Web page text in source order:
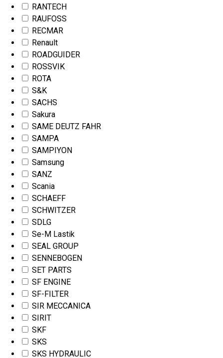
RANTECH
RAUFOSS
RECMAR
Renault
ROADGUIDER
ROSSVIK
ROTA
S&K
SACHS
Sakura
SAME DEUTZ FAHR
SAMPA
SAMPIYON
Samsung
SANZ
Scania
SCHAEFF
SCHWITZER
SDLG
Se-M Lastik
SEAL GROUP
SENNEBOGEN
SET PARTS
SF ENGINE
SF-FILTER
SIR MECCANICA
SIRIT
SKF
SKS
SKS HYDRAULIC